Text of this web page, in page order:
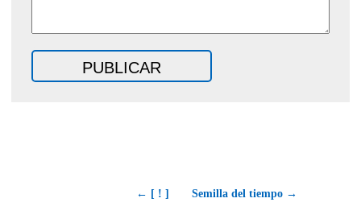
← [ ! ] Semilla del tiempo →